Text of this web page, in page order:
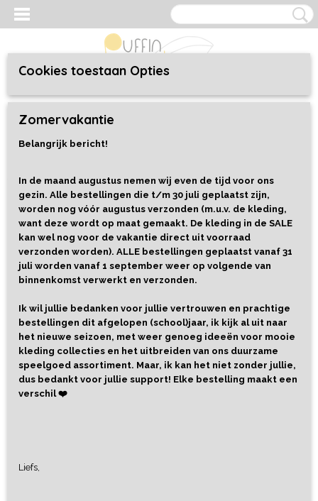
Sweaterdress Flower Harvest
Cookies toestaan Opties
Zomervakantie
Belangrijk bericht!
In de maand augustus nemen wij even de tijd voor ons
gezin. Alle bestellingen die t/m 30 juli geplaatst zijn,
worden nog vóór augustus verzonden (m.u.v. de kleding,
want deze wordt op maat gemaakt. De kleding in de SALE
kan wel nog voor de vakantie direct uit voorraad
verzonden worden). ALLE bestellingen geplaatst vanaf 31
juli worden vanaf 1 september weer op volgende van
binnenkomst verwerkt en verzonden.
Ik wil jullie bedanken voor jullie vertrouwen en prachtige
bestellingen dit afgelopen (school)jaar, ik kijk al uit naar
het nieuwe seizoen, met weer genoeg ideeën voor mooie
kleding collecties en het uitbreiden van ons duurzame
speelgoed assortiment. Maar, ik kan het niet zonder jullie,
dus bedankt voor jullie support! Elke bestelling maakt een
verschil ❤️
Liefs,